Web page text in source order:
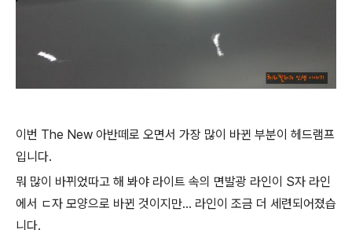
이번 The New 아반떼로 오면서 가장 많이 바뀐 부분이 헤드램프
입니다.
뭐 많이 바뀌었따고 해 봐야 라이트 속의 면발광 라인이 S자 라인
에서 ㄷ자 모양으로 바뀐 것이지만... 라인이 조금 더 세련되어졌습
니다.